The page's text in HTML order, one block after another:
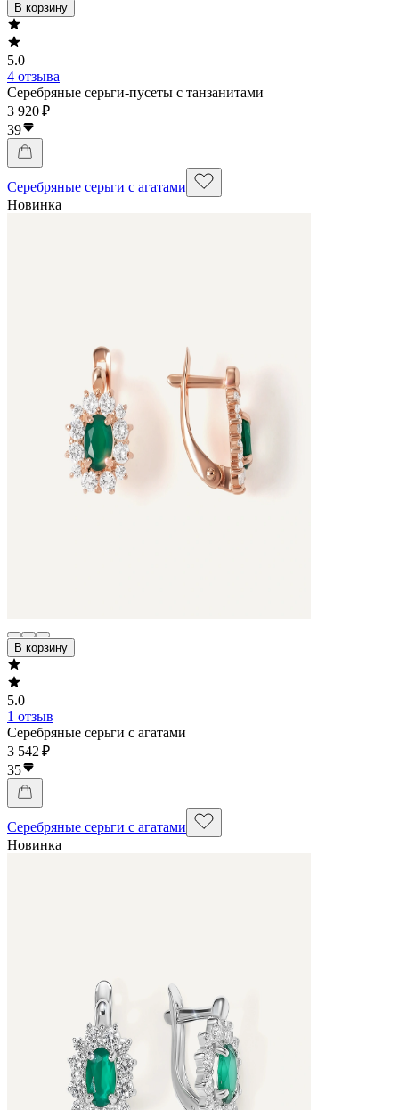
В корзину
5.0
4 отзыва
Серебряные серьги-пусеты с танзанитами
3 920 ₽
39
Серебряные серьги с агатами
Новинка
В корзину
5.0
1 отзыв
Серебряные серьги с агатами
3 542 ₽
35
Серебряные серьги с агатами
Новинка